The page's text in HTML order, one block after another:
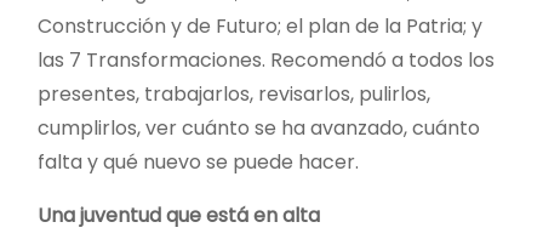
Construcción y de Futuro; el plan de la Patria; y
las 7 Transformaciones. Recomendó a todos los
presentes, trabajarlos, revisarlos, pulirlos,
cumplirlos, ver cuánto se ha avanzado, cuánto
falta y qué nuevo se puede hacer.
Una juventud que está en alta